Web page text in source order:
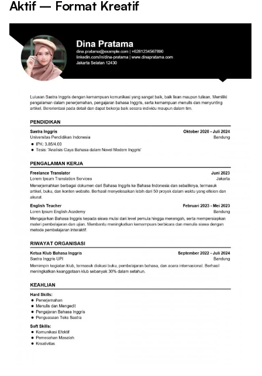
Aktif – Format Kreatif